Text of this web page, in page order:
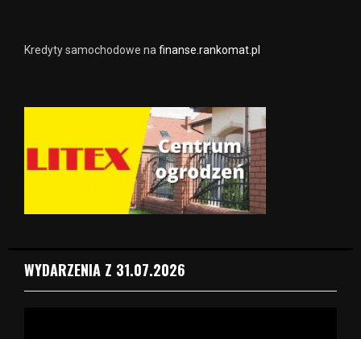
Kredyty samochodowe na finanse.rankomat.pl
WYDARZENIA Z 31.07.2026